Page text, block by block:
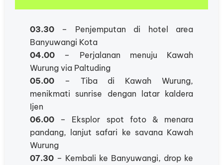
03.30 – Penjemputan di hotel area
Banyuwangi Kota
04.00 – Perjalanan menuju Kawah
Wurung via Paltuding
05.00 – Tiba di Kawah Wurung,
menikmati sunrise dengan latar kaldera
Ijen
06.00 – Eksplor spot foto & menara
pandang, lanjut safari ke savana Kawah
Wurung
07.30 – Kembali ke Banyuwangi, drop ke